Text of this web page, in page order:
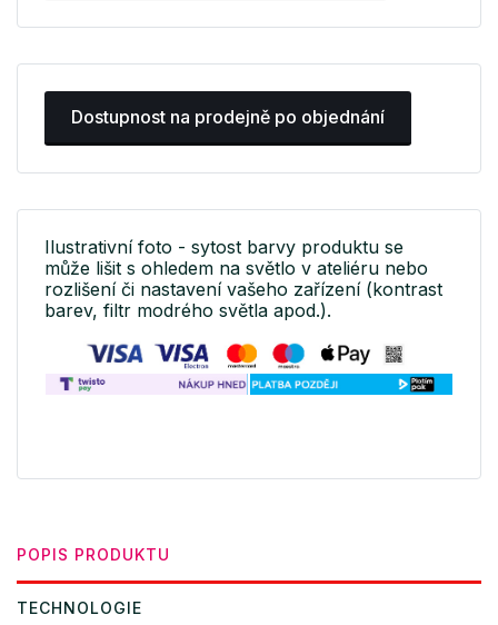
Dostupnost na prodejně po objednání
Ilustrativní foto - sytost barvy produktu se
může lišit s ohledem na světlo v ateliéru nebo
rozlišení či nastavení vašeho zařízení (kontrast
barev, filtr modrého světla apod.).
POPIS PRODUKTU
TECHNOLOGIE